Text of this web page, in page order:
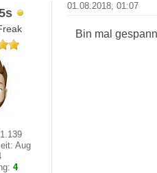
Aug
4
01.08.2018, 01:07
Bin mal